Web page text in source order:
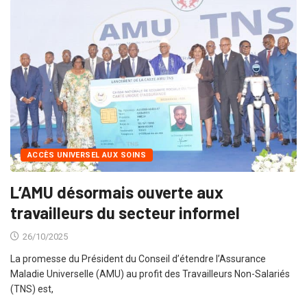
ACCÈS UNIVERSEL AUX SOINS
L’AMU désormais ouverte aux
travailleurs du secteur informel
26/10/2025
La promesse du Président du Conseil d’étendre l’Assurance
Maladie Universelle (AMU) au profit des Travailleurs Non-Salariés
(TNS) est,